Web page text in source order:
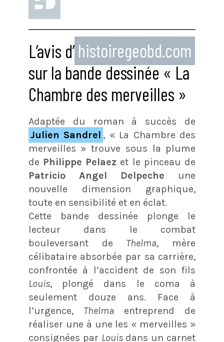
L’avis d’ histoiregeobd.com
sur la bande dessinée « La
Chambre des merveilles »
Adaptée du roman à succès de
Julien Sandrel , « La Chambre des
merveilles » trouve sous la plume
de Philippe Pelaez et le pinceau de
Patricio Angel Delpeche une
nouvelle dimension graphique,
toute en sensibilité et en éclat.
Cette bande dessinée plonge le
lecteur dans le combat
bouleversant de Thelma, mère
célibataire absorbée par sa carrière,
confrontée à l’accident de son fils
Louis, plongé dans le coma à
seulement douze ans. Face à
l’urgence, Thelma entreprend de
réaliser une à une les « merveilles »
consignées par Louis dans un carnet